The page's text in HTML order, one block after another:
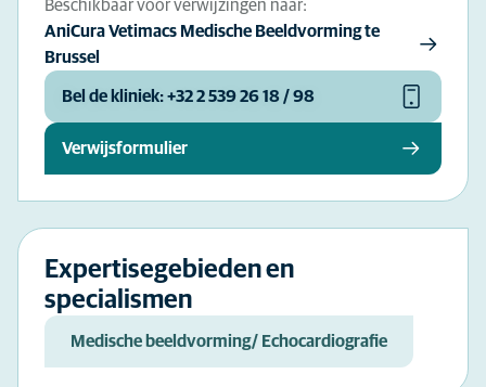
Beschikbaar voor verwijzingen naar:
AniCura Vetimacs Medische Beeldvorming te
Brussel
Bel de kliniek: +32 2 539 26 18 / 98
Verwijsformulier
Expertisegebieden en
specialismen
Medische beeldvorming/ Echocardiografie